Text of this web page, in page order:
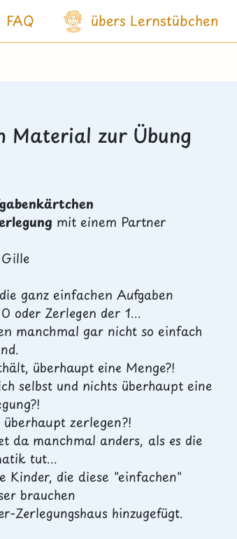
FAQ übers Lernstübchen
Material zur Übung
mit einem Partner
ganz einfachen Aufgaben
oder Zerlegen der 1...
manchmal gar nicht so einfach
überhaupt eine Menge?!
selbst und nichts überhaupt eine
zerlegen?!
da manchmal anders, als es die
tut...
Kinder, die diese "einfachen"
brauchen
Zerlegungshaus hinzugefügt.